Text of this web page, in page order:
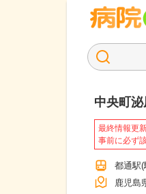
中央町
最終情報更
事前に必ず
都通駅(
鹿児島